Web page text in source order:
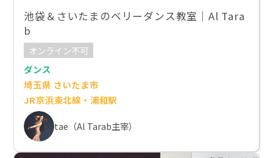
池袋＆さいたまのベリーダンス教室｜Al Tara
b
オンライン不可
ダンス
埼玉県 さいたま市
JR京浜東北線・浦和駅
tae（Al Tarab主宰）